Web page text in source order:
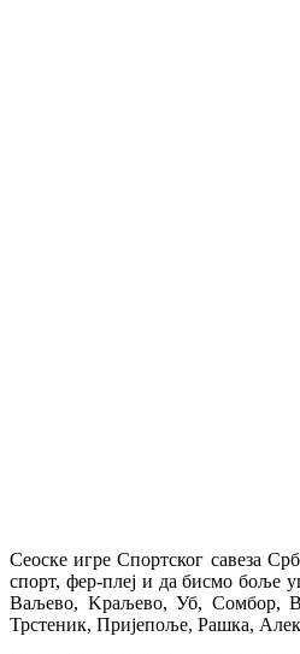
Сеоске игре Спортског савеза
спорт, фер-плеј и да бисмо боље
Ваљево, Kраљево, Уб, Сомбор,
Трстеник, Пријепоље, Рашка,